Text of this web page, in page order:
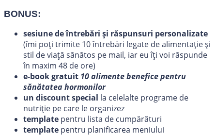
BONUS:
sesiune de întrebări și răspunsuri personalizate
(îmi poți trimite 10 întrebări legate de alimentație și
stil de viață sănătos pe mail, iar eu îți voi răspunde
în maxim 48 de ore)
e-book gratuit 10 alimente benefice pentru
sănătatea hormonilor
un discount special la celelalte programe de
nutriție pe care le organizez
template pentru lista de cumpărături
template pentru planificarea meniului